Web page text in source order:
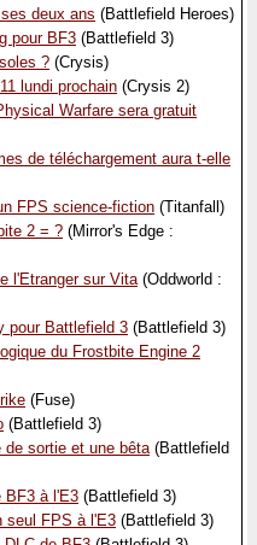
deux ans (Battlefield Heroes)
pour BF3 (Battlefield 3)
? (Crysis)
lundi prochain (Crysis 2)
Warfare sera gratuit
de téléchargement aura t-elle
FPS science-fiction (Titanfall)
2 = ? (Mirror's Edge :
l'Etranger sur Vita(Oddworld :
pour Battlefield 3 (Battlefield 3)
du Frostbite Engine 2
(Fuse)
(Battlefield 3)
de sortie et une bêta(Battlefield
BF3 à l'E3 (Battlefield 3)
seul FPS à l'E3 (Battlefield 3)